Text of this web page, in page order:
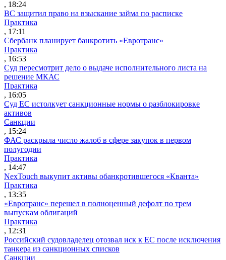
, 18:24
ВС защитил право на взыскание займа по расписке
Практика
, 17:11
Сбербанк планирует банкротить «Евротранс»
Практика
, 16:53
Суд пересмотрит дело о выдаче исполнительного листа на
решение МКАС
Практика
, 16:05
Суд ЕС истолкует санкционные нормы о разблокировке
активов
Санкции
, 15:24
ФАС раскрыла число жалоб в сфере закупок в первом
полугодии
Практика
, 14:47
NexTouch выкупит активы обанкротившегося «Кванта»
Практика
, 13:35
«Евротранс» перешел в полноценный дефолт по трем
выпускам облигаций
Практика
, 12:31
Российский судовладелец отозвал иск к ЕС после исключения
танкера из санкционных списков
Санкции